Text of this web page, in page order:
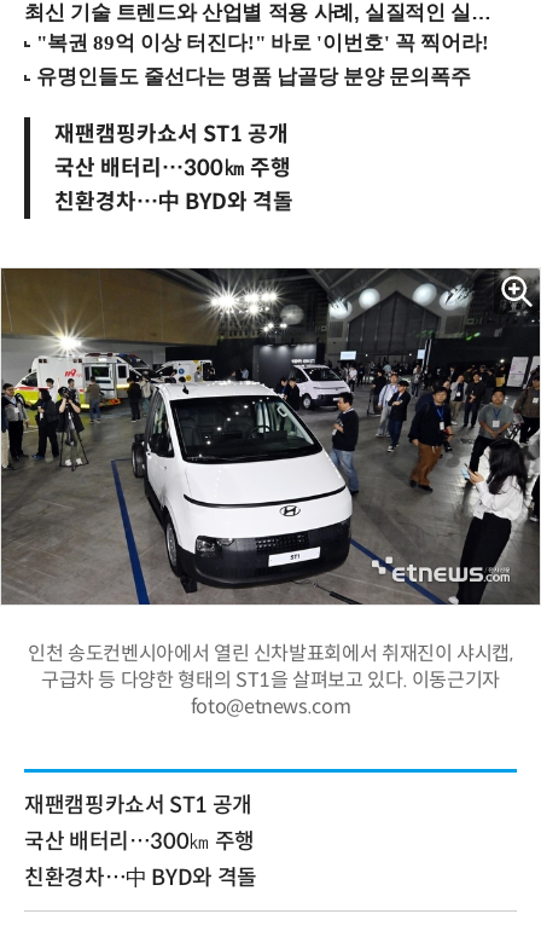
최신 기술 트렌드와 산업별 적용 사례, 실질적인 실행 전략을 공유 (9/18 양재역)
재팬캠핑카쇼서 ST1 공개
국산 배터리…300㎞ 주행
친환경차…中 BYD와 격돌
인천 송도컨벤시아에서 열린 신차발표회에서 취재진이 샤시캡,
구급차 등 다양한 형태의 ST1을 살펴보고 있다. 이동근기자
foto@etnews.com
재팬캠핑카쇼서 ST1 공개
국산 배터리…300㎞ 주행
친환경차…中 BYD와 격돌